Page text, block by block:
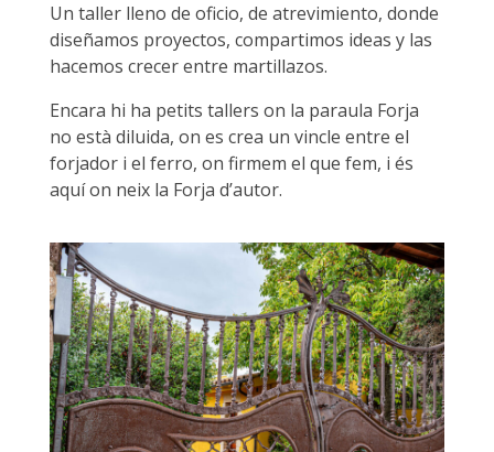
Un taller lleno de oficio, de atrevimiento, donde
diseñamos proyectos, compartimos ideas y las
hacemos crecer entre martillazos.
Encara hi ha petits tallers on la paraula Forja
no està diluida, on es crea un vincle entre el
forjador i el ferro, on firmem el que fem, i és
aquí on neix la Forja d’autor.